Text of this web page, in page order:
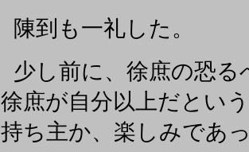
陳到も一礼した。
少し前に、徐庶の恐
徐庶が自分以上だとい
持ち主か、楽しみであ